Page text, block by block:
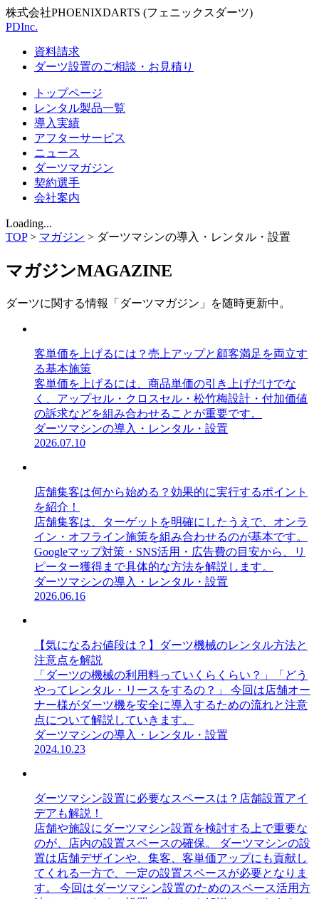
株式会社PHOENIXDARTS (フェニックスダーツ)
PDInc.
資料請求
ダーツ設置のご相談・お見積り
トップページ
レンタル製品一覧
導入実績
アフターサービス
ニュース
ダーツマガジン
契約選手
会社案内
Loading...
TOP> マガジン > ダーツマシンの導入・レンタル・設置
マガジンMAGAZINE
ダーツに関する情報「ダーツマガジン」を随時更新中。
客単価を上げるには？売上アップと顧客満足を両立す
る基本施策
客単価を上げるには、商品単価の引き上げだけでな
く、アップセル・クロスセル・松竹梅設計・付加価値
の訴求などを組み合わせることが重要です。
ダーツマシンの導入・レンタル・設置
2026.07.10
店舗集客は何から始める？効果的に実行するポイント
を紹介！
店舗集客は、ターゲットを明確にしたうえで、オンラ
イン・オフライン施策を組み合わせるのが基本です。
Googleマップ対策・SNS活用・広告費の目安から、リ
ピーター獲得まで具体的な方法を解説します。
ダーツマシンの導入・レンタル・設置
2026.06.16
【気になるお値段は？】ダーツ機械のレンタル方法と
注意点を解説
「ダーツの機械の利用料っていくらくらい？」「どう
やってレンタル・リースをするの？」 今回は店舗オー
ナー様がダーツ機を安全に導入するための流れと注意
点について解説していきます。
ダーツマシンの導入・レンタル・設置
2024.10.23
ダーツマシン設置に必要なスペースは？店舗設置アイ
デアも解説！
店舗や施設にダーツマシン設置を検討する上で重要な
のが、店内の設置スペースの確保。 ダーツマシンの設
置は店舗デザインや、集客、客単価アップにも貢献し
てくれる一方で、一定の設置スペースが必要となりま
す。 今回はダーツマシン設置のためのスペース活用方